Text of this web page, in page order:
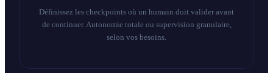
Définissez les checkpoints où un humain doit valider avant
de continuer. Autonomie totale ou supervision granulaire,
selon vos besoins.